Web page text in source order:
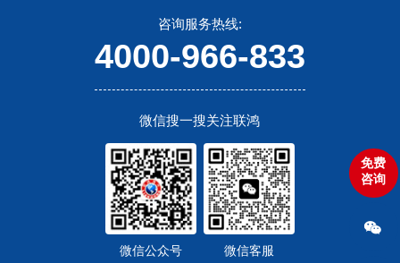
咨询服务热线:
4000-966-833
微信搜一搜关注联鸿
微信公众号 微信客服
免费
咨询